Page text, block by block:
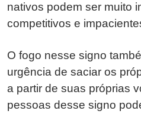
nativos podem ser muito
competitivos e
O fogo nesse signo
urgência de saciar os
a partir de suas próprias
pessoas desse signo